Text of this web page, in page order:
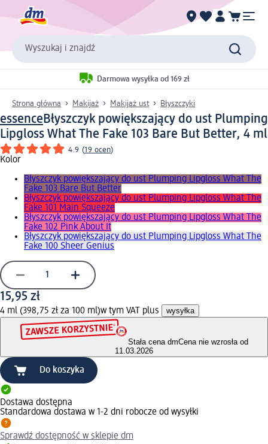
Wyszukaj i znajdź
Darmowa wysyłka od 169 zł
Strona główna Makijaż Makijaż ust Błyszczyki
essenceBłyszczyk powiększający do ust Plumping
Lipgloss What The Fake 103 Bare But Better, 4 ml
4.9 (19 ocen)
Kolor
Błyszczyk powiększający do ust Plumping Lipgloss What The
Fake 103 Bare But Better
Błyszczyk powiększający do ust Plumping Lipgloss What The
Fake 101 Main Squeeze
Błyszczyk powiększający do ust Plumping Lipgloss What The
Fake 102 Pink About It
Błyszczyk powiększający do ust Plumping Lipgloss What The
Fake 100 Sheer Genius
15,95 zł
4 ml (398,75 zł za 100 ml)w tym VAT plus wysyłka
Stała cena dmCena nie wzrosła od
11.03.2026
Do koszyka
Dostawa dostępna
Standardowa dostawa w 1-2 dni robocze od wysyłki
Sprawdź dostępność w sklepie dm